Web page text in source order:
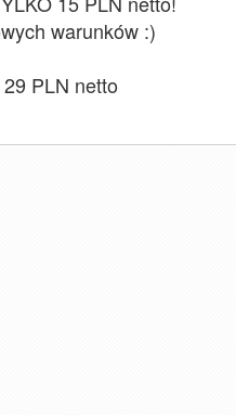
warunków :)
PLN netto